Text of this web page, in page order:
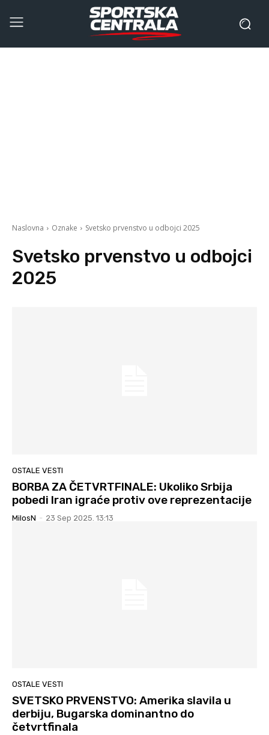
Naslovna Oznake Svetsko prvenstvo u odbojci 2025
Svetsko prvenstvo u odbojci
2025
OSTALE VESTI
BORBA ZA ČETVRTFINALE: Ukoliko Srbija
pobedi Iran igraće protiv ove reprezentacije
MilosN - 23 Sep 2025. 13:13
OSTALE VESTI
SVETSKO PRVENSTVO: Amerika slavila u
derbiju, Bugarska dominantno do
četvrtfinala